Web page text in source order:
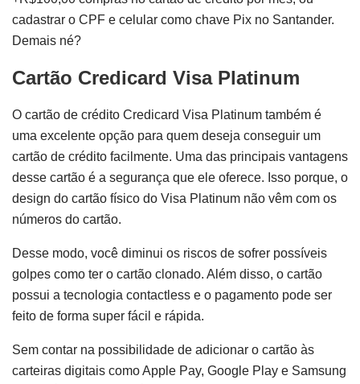
cadastrar o CPF e celular como chave Pix no Santander.
Demais né?
Cartão Credicard Visa Platinum
O cartão de crédito Credicard Visa Platinum também é
uma excelente opção para quem deseja conseguir um
cartão de crédito facilmente. Uma das principais vantagens
desse cartão é a segurança que ele oferece. Isso porque, o
design do cartão físico do Visa Platinum não vêm com os
números do cartão.
Desse modo, você diminui os riscos de sofrer possíveis
golpes como ter o cartão clonado. Além disso, o cartão
possui a tecnologia contactless e o pagamento pode ser
feito de forma super fácil e rápida.
Sem contar na possibilidade de adicionar o cartão às
carteiras digitais como Apple Pay, Google Play e Samsung